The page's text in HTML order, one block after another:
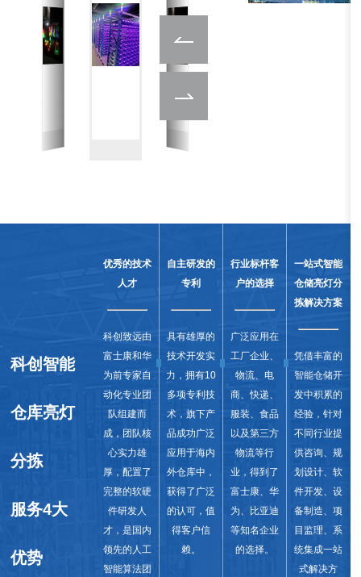
科创智能
仓库亮灯
分拣
服务4大
优势
优秀的技术
人才
科创致远由
富士康和华
为前专家自
动化专业团
队组建而
成，团队核
心实力雄
厚，配置了
完整的软硬
件研发人
才，是国内
领先的人工
智能算法团
自主研发的
专利
具有雄厚的
技术开发实
力，拥有10
多项专利技
术，旗下产
品成功广泛
应用于海内
外仓库中，
获得了广泛
的认可，值
得客户信
赖。
行业标杆客
户的选择
广泛应用在
工厂企业、
物流、电
商、快递、
服装、食品
以及第三方
物流等行
业，得到了
富士康、华
为、比亚迪
等知名企业
的选择。
一站式智能
仓储亮灯分
拣解决方案
凭借丰富的
智能仓储开
发中积累的
经验，针对
不同行业提
供咨询、规
划设计、软
件开发、设
备制造、项
目监理、系
统集成一站
式解决方